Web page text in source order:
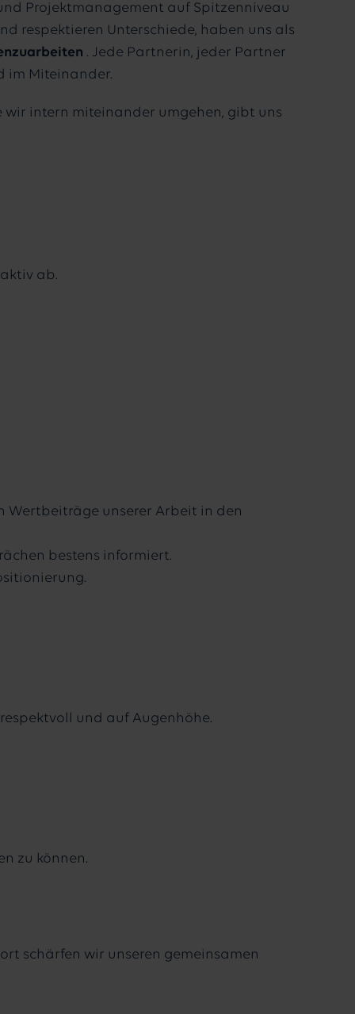
Projektmanagement auf Spitzenniveau
respektieren Unterschiede, haben uns als
. Jede Partnerin, jeder Partner
im Miteinander.
wir intern miteinander umgehen, gibt uns
ab.
Wertbeiträge unserer Arbeit in den
bestens informiert.
und auf Augenhöhe.
zu können.
schärfen wir unseren gemeinsamen